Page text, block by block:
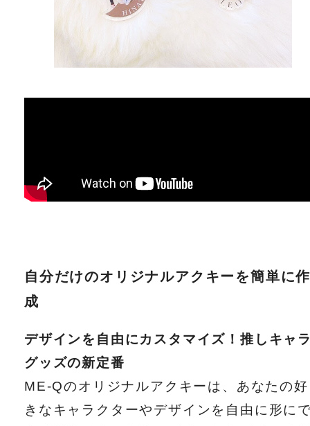
自分だけのオリジナルアクキーを簡単に
成
デザインを自由にカスタマイズ！推しキャ
グッズの新定番
ME-Qのオリジナルアクキーは、あなたの好
きなキャラクターやデザインを自由に形に